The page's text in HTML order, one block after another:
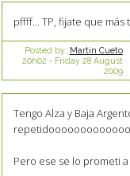
pffff... TP, fijate que
Posted by: Martin Cueto
20h02 - Friday 28 August
2009
Tengo Alza y Baja
Pero ese se lo prometi